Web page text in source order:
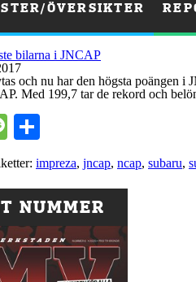
ÖVERSIKTER
bilarna i JNCAP
och nu har den högsta poängen i
Med 199,7 tar de rekord och
Message
impreza, jncap, ncap, subaru,
NUMMER